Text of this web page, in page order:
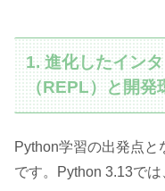
1. 進化したイン
（REPL）と開発
Python学習の出発点と
です。Python 3.13で